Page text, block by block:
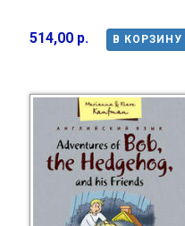
В КОРЗИНУ
514,00 р.